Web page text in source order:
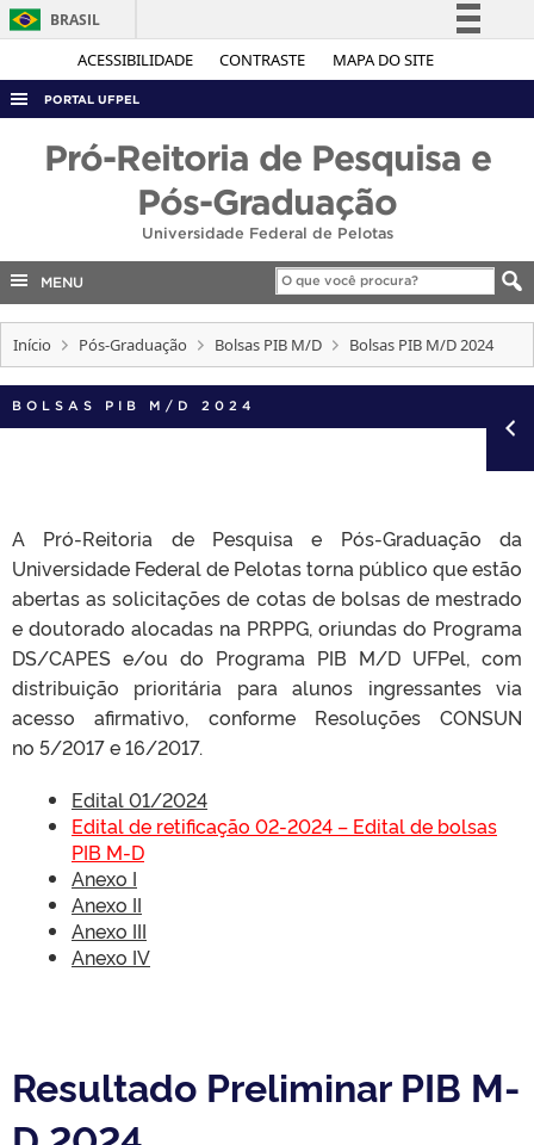
ACESSIBILIDADE CONTRASTE MAPA DO SITE
BRASIL
Simplifique!
Acesso à informação
Legislação
Canais
PORTAL UFPEL
CONCURSOS
EDITAIS
INTERNACIONAL
OUVIDORIA
Pró-Reitoria de Pesquisa e
Pós-Graduação
Universidade Federal de Pelotas
MENU
Início Pós-Graduação Bolsas PIB M/D Bolsas PIB M/D 2024
BOLSAS PIB M/D 2024
A Pró-Reitoria de Pesquisa e Pós-Graduação da
Universidade Federal de Pelotas torna público que estão
abertas as solicitações de cotas de bolsas de mestrado
e doutorado alocadas na PRPPG, oriundas do Programa
DS/CAPES e/ou do Programa PIB M/D UFPel, com
distribuição prioritária para alunos ingressantes via
acesso afirmativo, conforme Resoluções CONSUN
no 5/2017 e 16/2017.
Edital 01/2024
Edital de retificação 02-2024 – Edital de bolsas
PIB M-D
Anexo I
Anexo II
Anexo III
Anexo IV
Resultado Preliminar PIB M-